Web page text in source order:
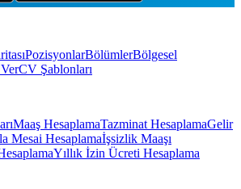
PozisyonlarBölümlerBölgesel
CV Şablonları
Maaş HesaplamaTazminat HesaplamaGelir
Mesai Hesaplamaİşsizlik Maaşı
Yıllık İzin Ücreti Hesaplama